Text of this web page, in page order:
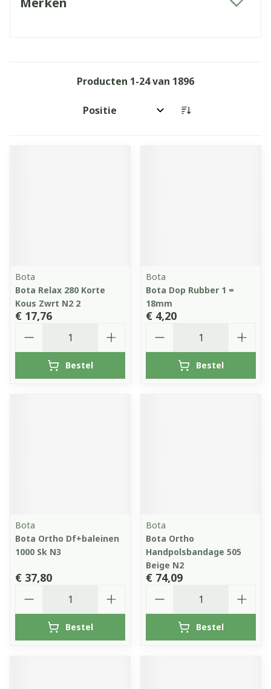
Producten 1-24van 1896
Sorteer op:
Bota
Bota Relax 280 Korte
Kous Zwrt N2 2
€ 17,76
Bestel
Bota
Bota Dop Rubber 1 =
18mm
€ 4,20
Bestel
Bota
Bota Ortho Df+baleinen
1000 Sk N3
€ 37,80
Bestel
Bota
Bota Ortho
Handpolsbandage 505
Beige N2
€ 74,09
Bestel